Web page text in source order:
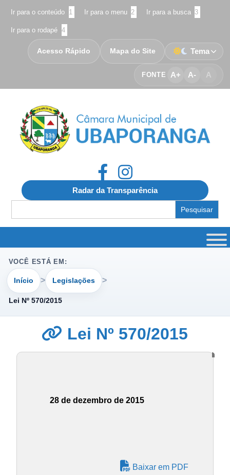
Ir para o conteúdo 1 Ir para o menu 2 Ir para a busca 3
Ir para o rodapé 4
FONTE A+ A- A
Acesso Rápido Mapa do Site Tema
Radar da Transparência
for:
VOCÊ ESTÁ EM:
Início Legislações
Lei Nº 570/2015
Lei Nº 570/2015
28 de dezembro de 2015
Baixar em PDF